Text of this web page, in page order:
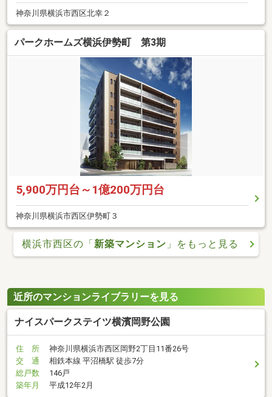
神奈川県横浜市西区北幸２
パークホームズ横浜伊勢町 第3期
5,900万円台～1億200万円台
神奈川県横浜市西区伊勢町３
横浜市西区の「 新築マンション 」をもっと見る
近所のマンションライブラリーを見る
ナイスパークステイツ横濱岡野公園
住 所
神奈川県横浜市西区岡野2丁目11番26号
交 通
相鉄本線 平沼橋駅 徒歩7分
総戸数
146戸
築年月
平成12年2月